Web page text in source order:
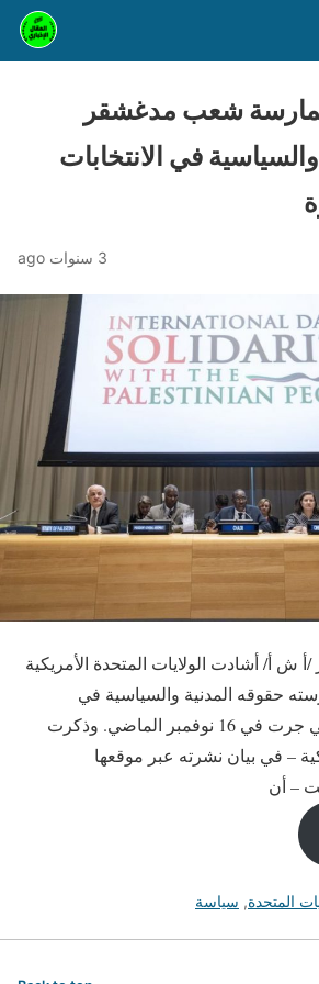
شعب مدغشقر
في الانتخابات
3 سنوات ago
2 ديسمبر /أ ش أ/ أشادت الولايات المتحدة الأمريكية
حقوقه المدنية والسياسية في
الانتخابات الرئاسية التي جرت في 16 نوفمبر الماضي. وذكرت
– في بيان نشرته عبر موقعها
– أن
المتحدة, سياسة